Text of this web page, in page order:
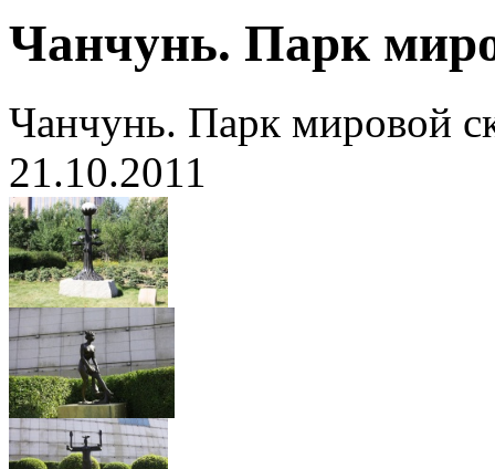
Чанчунь. Парк
Чанчунь. Парк мировой
21.10.2011